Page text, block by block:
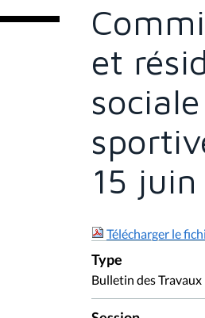
c
:
et
15
Télécharger le
Type
Bulletin des Travaux